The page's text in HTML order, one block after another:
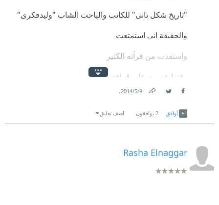
"تاريخ شكل تانى" للكاتب والباحث الشاب "وليدفكرى"
والحقيقة انى استمتعت
واستفدت من قرآته الكثير
وقتها عزمت على قراءة
وقد كان........
مابدأه فى كتابه الأول
9‏/5‏/2014
.
أوافق 2 يوافقون اضف تعليق
Rasha Elnaggar